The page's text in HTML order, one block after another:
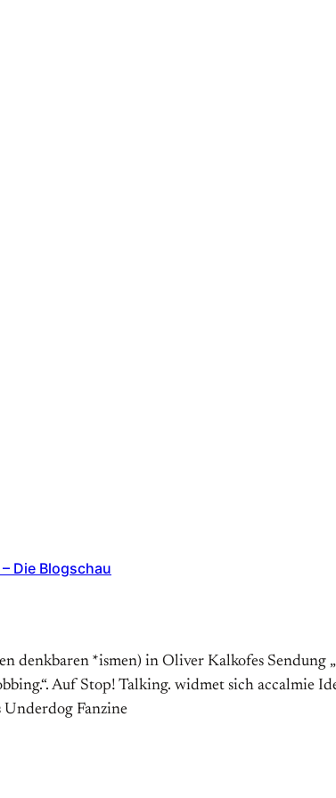
Die Blogschau
denkbaren *ismen) in Oliver Kalkofes
Auf Stop! Talking. widmet sich accalmie
Fanzine